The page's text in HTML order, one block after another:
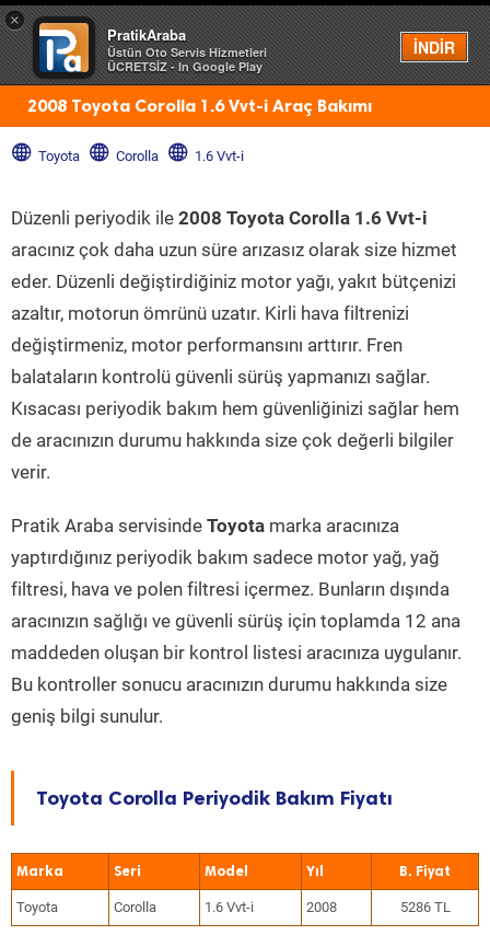
×
PratikAraba
Üstün Oto Servis Hizmetleri
ÜCRETSİZ - In Google Play
İNDİR
Menü
2008 Toyota Corolla 1.6 Vvt-i Araç Bakımı
Toyota Corolla 1.6 Vvt-i
Düzenli periyodik ile 2008 Toyota Corolla 1.6 Vvt-i
aracınız çok daha uzun süre arızasız olarak size hizmet
eder. Düzenli değiştirdiğiniz motor yağı, yakıt bütçenizi
azaltır, motorun ömrünü uzatır. Kirli hava filtrenizi
değiştirmeniz, motor performansını arttırır. Fren
balataların kontrolü güvenli sürüş yapmanızı sağlar.
Kısacası periyodik bakım hem güvenliğinizi sağlar hem
de aracınızın durumu hakkında size çok değerli bilgiler
verir.
Pratik Araba servisinde Toyota marka aracınıza
yaptırdığınız periyodik bakım sadece motor yağ, yağ
filtresi, hava ve polen filtresi içermez. Bunların dışında
aracınızın sağlığı ve güvenli sürüş için toplamda 12 ana
maddeden oluşan bir kontrol listesi aracınıza uygulanır.
Bu kontroller sonucu aracınızın durumu hakkında size
geniş bilgi sunulur.
Toyota Corolla Periyodik Bakım Fiyatı
Marka Seri Model Yıl
Toyota Corolla 1.6 Vvt-i 2008 5286 TL